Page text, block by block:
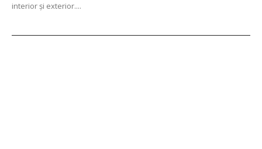
interior și exterior....